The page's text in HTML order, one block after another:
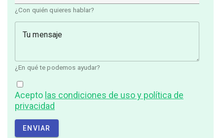
¿Con quién quieres hablar?
Tu mensaje
¿En qué te podemos ayudar?
Acepto las condiciones de uso y política de
privacidad
ENVIAR